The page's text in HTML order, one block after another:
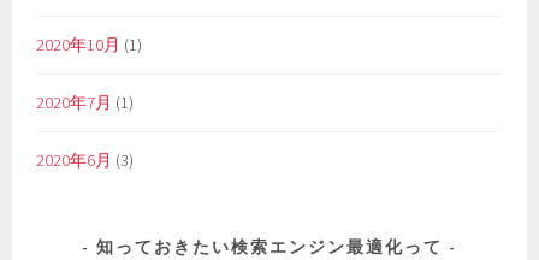
2020年10月 (1)
2020年7月 (1)
2020年6月 (3)
知っておきたい検索エンジン最適化って